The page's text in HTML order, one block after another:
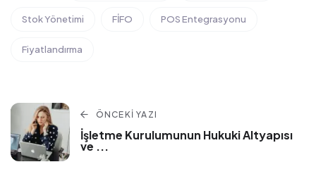
Stok Yönetimi FİFO POS Entegrasyonu
Fiyatlandırma
ÖNCEKI YAZI
İşletme Kurulumunun Hukuki Altyapısı
ve ...